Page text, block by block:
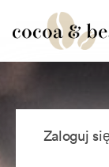
Zaloguj